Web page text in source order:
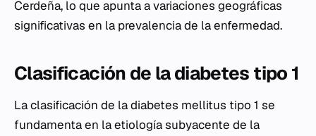
Cerdeña, lo que apunta a variaciones geográficas
significativas en la prevalencia de la enfermedad.
Clasificación de la diabetes tipo 1
La clasificación de la diabetes mellitus tipo 1 se
fundamenta en la etiología subyacente de la